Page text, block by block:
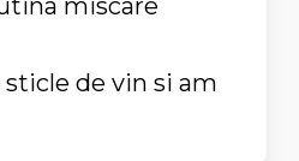
miscare
de vin si am